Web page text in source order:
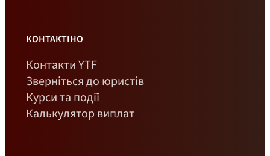
КОНТАКТІНО
Контакти YTF
Зверніться до юристів
Курси та події
Калькулятор виплат